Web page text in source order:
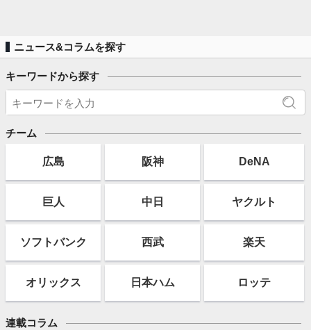
ニュース&コラムを探す
キーワードから探す
チーム
広島 阪神 DeNA
巨人 中日 ヤクルト
ソフトバンク 西武 楽天
オリックス 日本ハム ロッテ
連載コラム